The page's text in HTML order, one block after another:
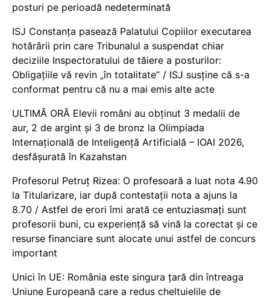
posturi pe perioadă nedeterminată
ISJ Constanța pasează Palatului Copiilor executarea
hotărârii prin care Tribunalul a suspendat chiar
deciziile Inspectoratului de tăiere a posturilor:
Obligațiile vă revin „în totalitate” / ISJ susține că s-a
conformat pentru că nu a mai emis alte acte
ULTIMĂ ORĂ Elevii români au obținut 3 medalii de
aur, 2 de argint și 3 de bronz la Olimpiada
Internațională de Inteligență Artificială – IOAI 2026,
desfășurată în Kazahstan
Profesorul Petruț Rizea: O profesoară a luat nota 4.90
la Titularizare, iar după contestații nota a ajuns la
8.70 / Astfel de erori îmi arată ce entuziasmați sunt
profesorii buni, cu experiență să vină la corectat și ce
resurse financiare sunt alocate unui astfel de concurs
important
Unici în UE: România este singura țară din întreaga
Uniune Europeană care a redus cheltuielile de